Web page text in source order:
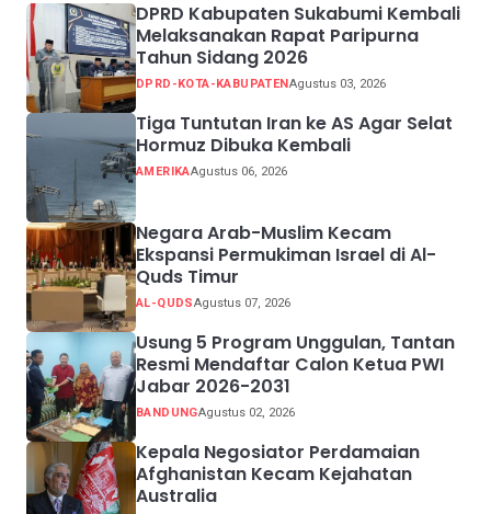
DPRD Kabupaten Sukabumi Kembali
Melaksanakan Rapat Paripurna
Tahun Sidang 2026
DPRD-KOTA-KABUPATEN Agustus 03, 2026
Tiga Tuntutan Iran ke AS Agar Selat
Hormuz Dibuka Kembali
AMERIKAAgustus 06, 2026
Negara Arab-Muslim Kecam
Ekspansi Permukiman Israel di Al-
Quds Timur
AL-QUDSAgustus 07, 2026
Usung 5 Program Unggulan, Tantan
Resmi Mendaftar Calon Ketua PWI
Jabar 2026-2031
BANDUNGAgustus 02, 2026
Kepala Negosiator Perdamaian
Afghanistan Kecam Kejahatan
Australia